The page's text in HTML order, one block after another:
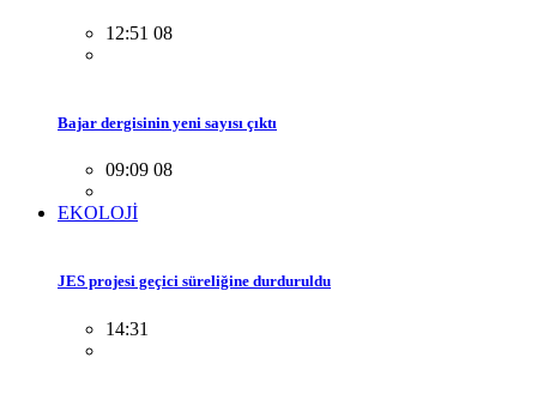
12:51 08
Bajar dergisinin yeni sayısı çıktı
09:09 08
EKOLOJİ
JES projesi geçici süreliğine durduruldu
14:31